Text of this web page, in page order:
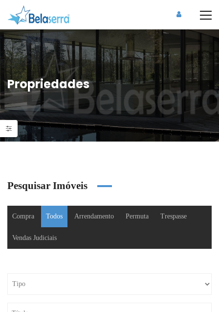
Propriedades
Pesquisar Imóveis
Compra Todos Arrendamento Permuta Trespasse
Vendas Judiciais